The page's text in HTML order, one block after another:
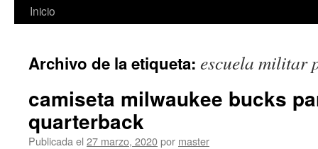
Saltar
contenido
Inicio
Archivo de la etiqueta: escuela militar
camiseta milwaukee bucks
quarterback
Publicada el 27 marzo, 2020por master